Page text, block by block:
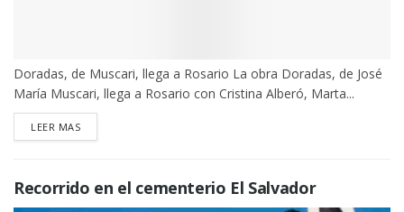
Doradas, de Muscari, llega a Rosario La obra Doradas, de José
María Muscari, llega a Rosario con Cristina Alberó, Marta...
LEER MASDETAILS
Recorrido en el cementerio El Salvador